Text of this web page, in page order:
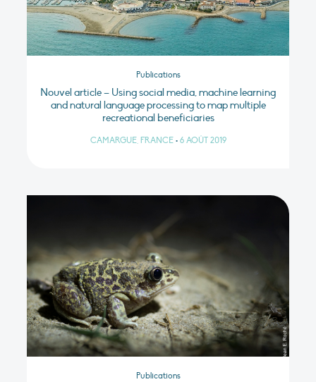
Publications
Nouvel article – Using social media, machine learning
and natural language processing to map multiple
recreational beneficiaries
CAMARGUE, FRANCE • 6 AOÛT 2019
Publications